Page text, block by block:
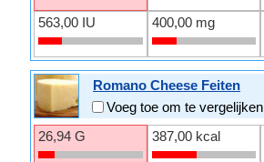
563,00 IU 400,00 mg
Romano Cheese Feiten
Voeg toe om te vergelijken
26,94 G
387,00 kcal